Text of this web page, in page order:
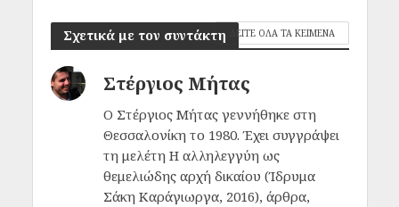
Σχετικά με τον συντάκτη ΔΕΙΤΕ ΟΛΑ ΤΑ ΚΕΙΜΕΝΑ
Στέργιος Μήτας
Ο Στέργιος Μήτας γεννήθηκε στη
Θεσσαλονίκη το 1980. Έχει συγγράψει
τη μελέτη Η αλληλεγγύη ως
θεμελιώδης αρχή δικαίου (Ίδρυμα
Σάκη Καράγιωργα, 2016), άρθρα,